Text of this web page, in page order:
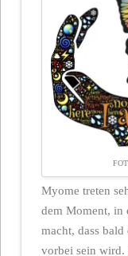
Myome treten
dem Moment, in
macht, dass
vorbei sein wird.